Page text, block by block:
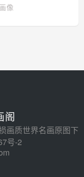
像
阁
画质世界名画原图下
号-2